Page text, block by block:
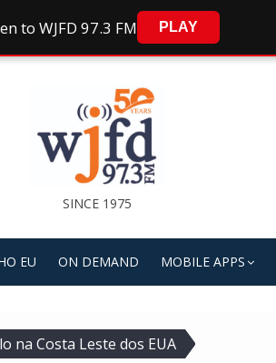
to WJFD 97.3 FM PLAY
SINCE 1975
EU ON DEMAND MOBILE APPS
na Costa Leste dos EUA